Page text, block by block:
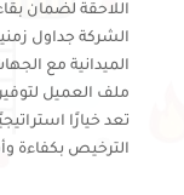
اللاحقة لضمان
الشركة جداول
الميدانية مع
ملف العميل
تعد خيارًا
الترخيص بكفاءة